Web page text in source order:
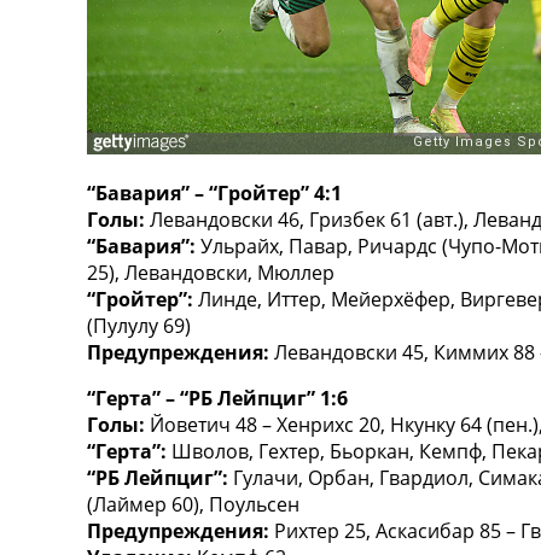
ТВ программа
RU
UA
Categories
Главная
Новости футбола
Видео
Трансферы
Новости футбола Украины
Последние комментарии
Конкурс прогнозов
Логин
Рейтинги
Правила
Коллективный прогноз
Турниры
Чемпионат Мира
Украина. Премьер-Лига
“Бавария” – “Гройтер” 4:1
Голы: Левандовски 46, Гризбек 61 (авт.),
“Бавария”: Ульрайх, Павар, Ричардс (Чупо-
25), Левандовски, Мюллер
“Гройтер”: Линде, Иттер, Мейерхёфер,
(Пулулу 69)
Предупреждения: Левандовски 45, Киммих 88
“Герта” – “РБ Лейпциг” 1:6
Голы: Йоветич 48 – Хенрихс 20, Нкунку 64
“Герта”: Шволов, Гехтер, Бьоркан, Кемпф,
“РБ Лейпциг”: Гулачи, Орбан, Гвардиол,
(Лаймер 60), Поульсен
Предупреждения: Рихтер 25, Аскасибар 85 –